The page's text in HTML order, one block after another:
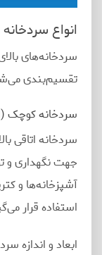
انواع
سردخانههای
تقسیمبندی می
سردخانه کوچک
سردخانه اتاقی
جهت نگهداری و
آشپزخانهها و
استفاده قرار می
ابعاد و اندازه